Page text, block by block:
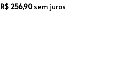
R$ 256,90sem juros